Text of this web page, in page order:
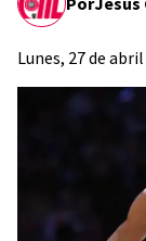
Lunes, 27 de